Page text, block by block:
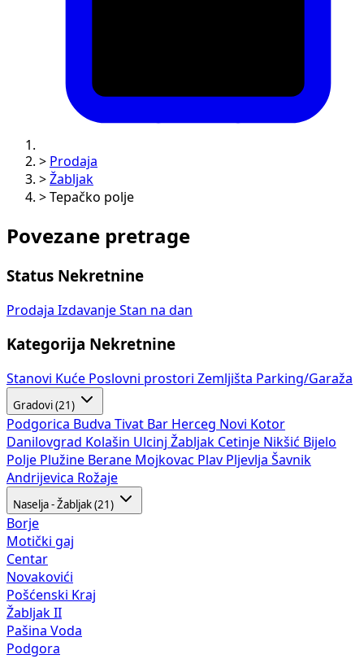
> Prodaja
> Žabljak
> Tepačko polje
Povezane pretrage
Status Nekretnine
Prodaja Izdavanje Stan na dan
Kategorija Nekretnine
Stanovi Kuće Poslovni prostori Zemljišta Parking/Garaža
Gradovi (21)
Podgorica Budva Tivat Bar Herceg Novi Kotor
Danilovgrad Kolašin Ulcinj Žabljak Cetinje Nikšić Bijelo
Polje Plužine Berane Mojkovac Plav Pljevlja Šavnik
Andrijevica Rožaje
Naselja - Žabljak (21)
Borje
Motički gaj
Centar
Novakovići
Pošćenski Kraj
Žabljak II
Pašina Voda
Podgora